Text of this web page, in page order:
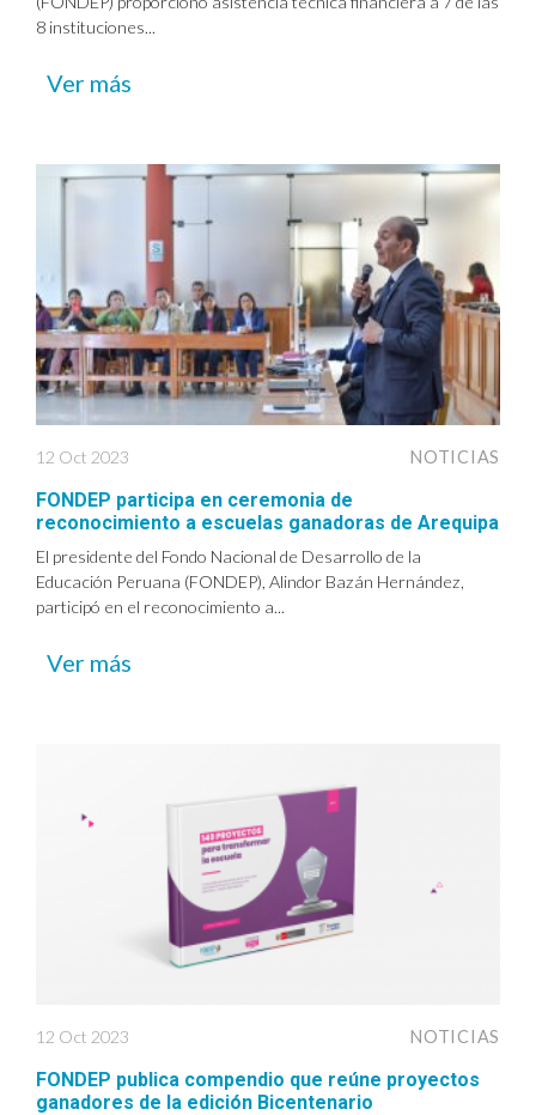
8 instituciones...
Ver más
12 Oct 2023 NOTICIAS
FONDEP participa en ceremonia de
reconocimiento a escuelas ganadoras de Arequipa
El presidente del Fondo Nacional de Desarrollo de la
Educación Peruana (FONDEP), Alindor Bazán Hernández,
participó en el reconocimiento a...
Ver más
12 Oct 2023 NOTICIAS
FONDEP publica compendio que reúne proyectos
ganadores de la edición Bicentenario